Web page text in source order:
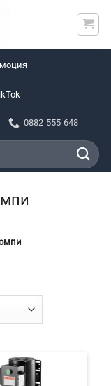
0882 555 648